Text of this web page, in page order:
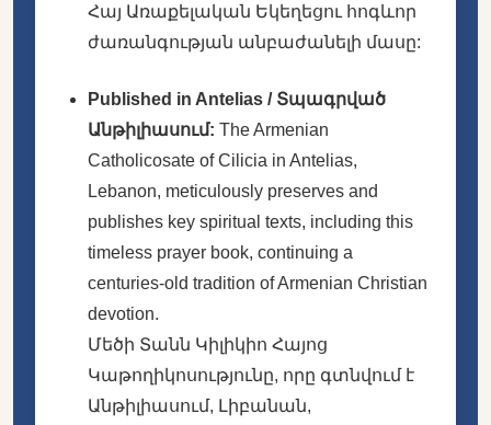
Հայ Առաքելական Եկեղեցու հոգևոր
ժառանգության անբաժանելի մասը:
Published in Antelias / Տպագրված
Անթիլիասում: The Armenian
Catholicosate of Cilicia in Antelias,
Lebanon, meticulously preserves and
publishes key spiritual texts, including this
timeless prayer book, continuing a
centuries-old tradition of Armenian Christian
devotion.
Մեծի Տանն Կիլիկիո Հայոց
Կաթողիկոսությունը, որը գտնվում է
Անթիլիասում, Լիբանան,